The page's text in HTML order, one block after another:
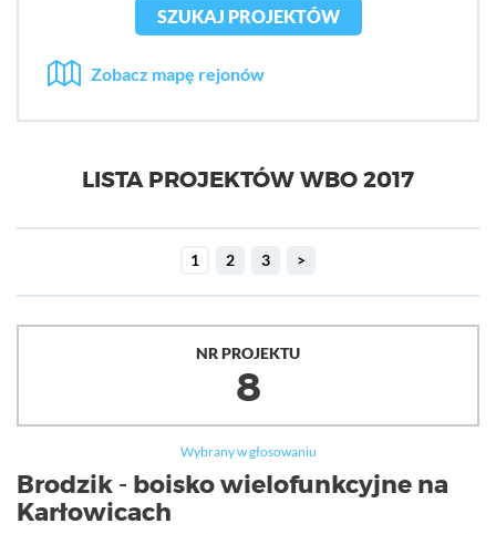
SZUKAJ PROJEKTÓW
Zobacz mapę rejonów
LISTA PROJEKTÓW WBO 2017
1 2 3 >
NR PROJEKTU
8
Wybrany w głosowaniu
Brodzik - boisko wielofunkcyjne na
Karłowicach